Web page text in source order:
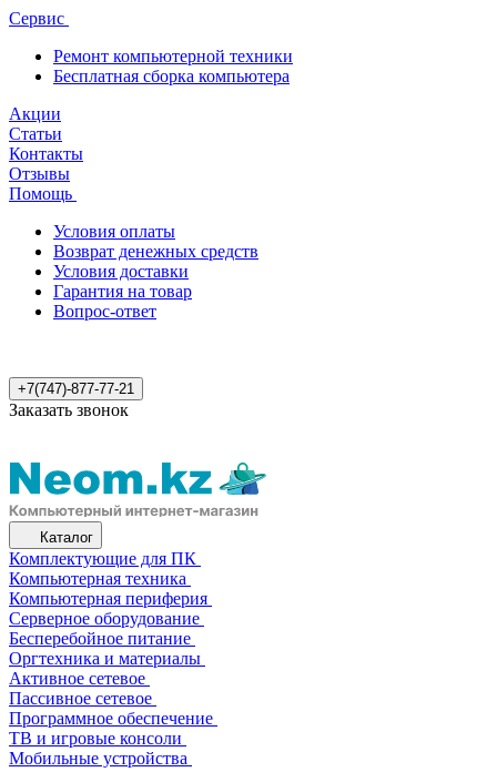
Сервис
Ремонт компьютерной техники
Бесплатная сборка компьютера
Акции
Статьи
Контакты
Отзывы
Помощь
Условия оплаты
Возврат денежных средств
Условия доставки
Гарантия на товар
Вопрос-ответ
+7(747)-877-77-21
Заказать звонок
Каталог
Комплектующие для ПК
Компьютерная техника
Компьютерная периферия
Серверное оборудование
Бесперебойное питание
Оргтехника и материалы
Активное сетевое
Пассивное сетевое
Программное обеспечение
ТВ и игровые консоли
Мобильные устройства